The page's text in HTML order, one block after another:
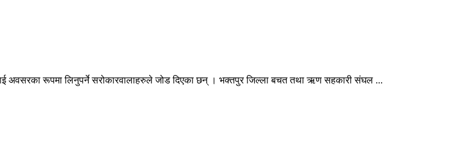
अवसरका रूपमा लिनुपर्ने सरोकारवालाहरुले जोड दिएका छन् । भक्तपुर जिल्ला बचत तथा ऋण सहकारी संघल ...